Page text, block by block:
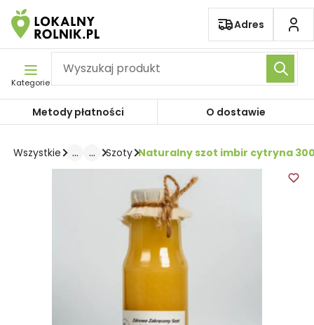
Pomiń nawigację
Adres
Kategorie
Metody płatności O dostawie
Wszystkie ... ... Szoty Naturalny szot imbir cytryna